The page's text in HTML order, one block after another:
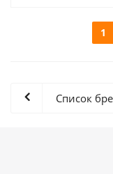
1
Список